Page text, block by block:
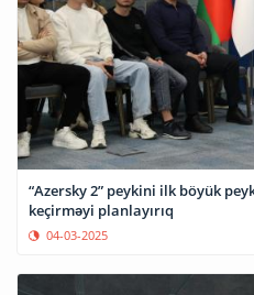
“Azersky 2” peykini ilk böyük
keçirməyi planlayırıq
04-03-2025